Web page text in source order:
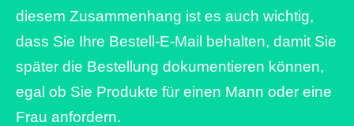
diesem Zusammenhang ist es auch wichtig,
dass Sie Ihre Bestell-E-Mail behalten, damit Sie
später die Bestellung dokumentieren können,
egal ob Sie Produkte für einen Mann oder eine
Frau anfordern.